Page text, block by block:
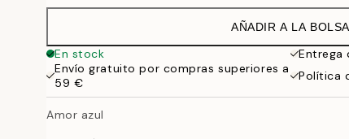
AÑADIR A LA BOLSA
En stock
Entrega
Envío gratuito por compras superiores a
59 €
Política
Amor azul